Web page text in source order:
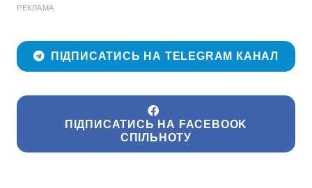
РЕКЛАМА
ПІДПИСАТИСЬ НА TELEGRAM КАНАЛ
ПІДПИСАТИСЬ НА FACEBOOK
СПІЛЬНОТУ